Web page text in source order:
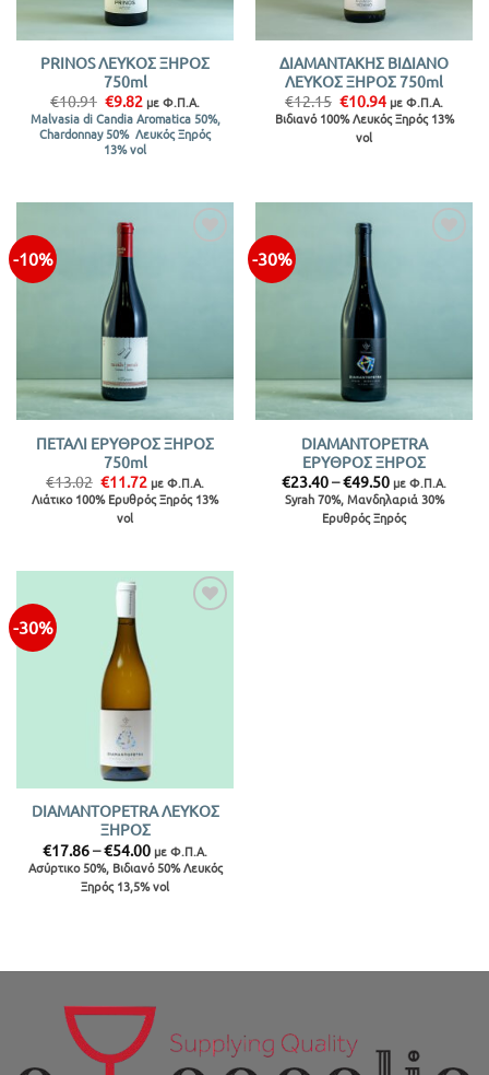
PRINOS ΛΕΥΚΟΣ ΞΗΡΟΣ
750ml
€10.91 Original
price
was:
€10.91.
€9.82 Η
τρέχουσα
τιμή
είναι:
€9.82.
με Φ.Π.Α.
Malvasia di Candia Aromatica 50%,
Chardonnay 50% Λευκός Ξηρός
13% vol
ΔΙΑΜΑΝΤΑΚΗΣ ΒΙΔΙΑΝΟ
ΛΕΥΚΟΣ ΞΗΡΟΣ 750ml
€12.15 Original
price
was:
€12.15.
€10.94Η
τρέχουσα
τιμή
με Φ.Π.Α.
Βιδιανό 100% Λευκός Ξηρός 13%
vol
-10%
ΠΕΤΑΛΙ ΕΡΥΘΡΟΣ ΞΗΡΟΣ
750ml
€13.02 Original
price
was:
€13.02.
€11.72 Η
τρέχουσα
τιμή
με Φ.Π.Α.
Λιάτικο 100% Ερυθρός Ξηρός 13%
vol
-30%
DIAMANTOPETRA
ΕΡΥΘΡΟΣ ΞΗΡΟΣ
€23.40–€49.50Price
range:
€23.40
through
με Φ.Π.Α.
Syrah 70%, Μανδηλαριά 30%
Ερυθρός Ξηρός
-30%
DIAMANTOPETRA ΛΕΥΚΟΣ
ΞΗΡΟΣ
€17.86–€54.00Price
range:
€17.86
through
με Φ.Π.Α.
Ασύρτικο 50%, Βιδιανό 50% Λευκός
Ξηρός 13,5% vol